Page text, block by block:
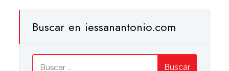
Buscar en iessanantonio.com